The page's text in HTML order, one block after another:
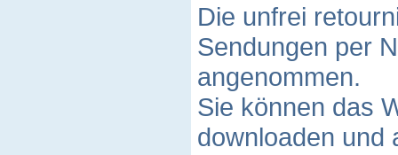
Die unfrei
Sendungen per
angenommen.
Sie können das
downloaden und